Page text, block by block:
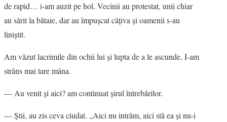
de rapid… i-am auzit pe hol. Vecinii au protestat, unii chiar
au sărit la bătaie, dar au împuşcat câţiva şi oamenii s-au
liniştit.
Am văzut lacrimile din ochii lui şi lupta de a le ascunde. I-am
strâns mai tare mâna.
― Au venit şi aici? am continuat şirul întrebărilor.
― Ştii, au zis ceva ciudat. „Aici nu intrăm, aici stă ea şi nu-i